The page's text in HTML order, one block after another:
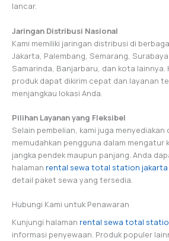
lancar.
Jaringan Distribusi Nasional
Kami memiliki jaringan distribusi di
Jakarta, Palembang, Semarang,
Samarinda, Banjarbaru, dan kota lainnya.
produk dapat dikirim cepat dan layanan
menjangkau lokasi Anda.
Pilihan Layanan yang Fleksibel
Selain pembelian, kami juga menyediakan
memudahkan pengguna dalam mengatur
jangka pendek maupun panjang. Anda
halaman rental sewa total station jakarta
detail paket sewa yang tersedia.
Hubungi Kami untuk Penawaran
Kunjungi halaman rental sewa total
informasi penyewaan. Produk populer